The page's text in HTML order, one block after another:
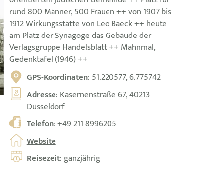
rund 800 Männer, 500 Frauen ++ von 1907 bis
1912 Wirkungsstätte von Leo Baeck ++ heute
am Platz der Synagoge das Gebäude der
Verlagsgruppe Handelsblatt ++ Mahnmal,
Gedenktafel (1946) ++
GPS-Koordinaten: 51.220577, 6.775742
Adresse: Kasernenstraße 67, 40213
Düsseldorf
Telefon:+49 211 8996205
Website
Reisezeit: ganzjährig